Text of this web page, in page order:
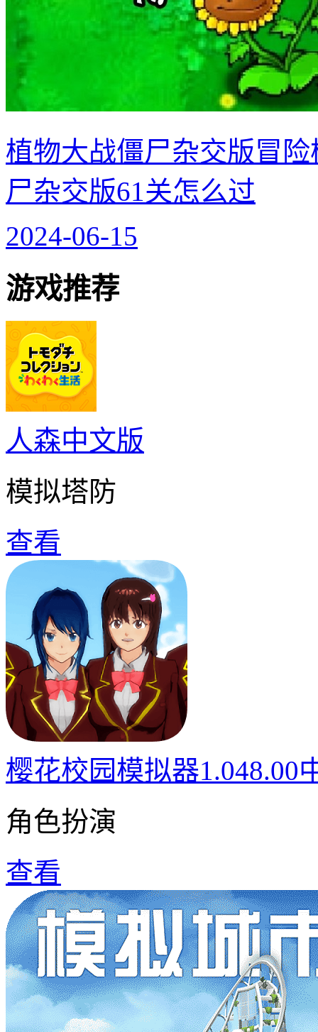
植物大战僵尸杂交版冒
尸杂交版61关怎么过
2024-06-15
游戏推荐
人森中文版
模拟塔防
查看
樱花校园模拟器1.048.00
角色扮演
查看